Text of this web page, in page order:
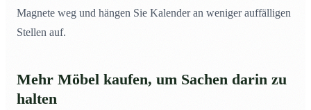
Magnete weg und hängen Sie Kalender an weniger auffälligen
Stellen auf.
Mehr Möbel kaufen, um Sachen darin zu
halten